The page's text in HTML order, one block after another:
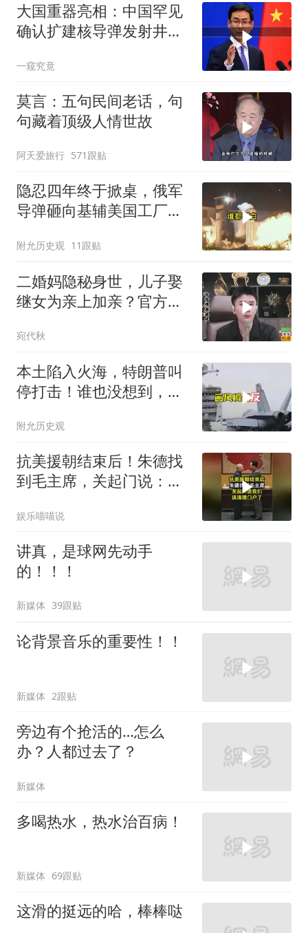
大国重器亮相：中国罕见
确认扩建核导弹发射井铸
一窥究竟
莫言：五句民间老话，句
句藏着顶级人情世故
阿天爱旅行 571跟贴
隐忍四年终于掀桌，俄军
导弹砸向基辅美国工厂，
附允历史观 11跟贴
二婚妈隐秘身世，儿子娶
继女为亲上加亲？官方怒
宛代秋
本土陷入火海，特朗普叫
停打击！谁也没想到，中
附允历史观
抗美援朝结束后！朱德找
到毛主席，关起门说：我
娱乐喵喵说
讲真，是球网先动手
的！！！
新媒体 39跟贴
论背景音乐的重要性！！
新媒体 2跟贴
旁边有个抢活的…怎么
办？人都过去了？
新媒体
多喝热水，热水治百病！
新媒体 69跟贴
这滑的挺远的哈，棒棒哒